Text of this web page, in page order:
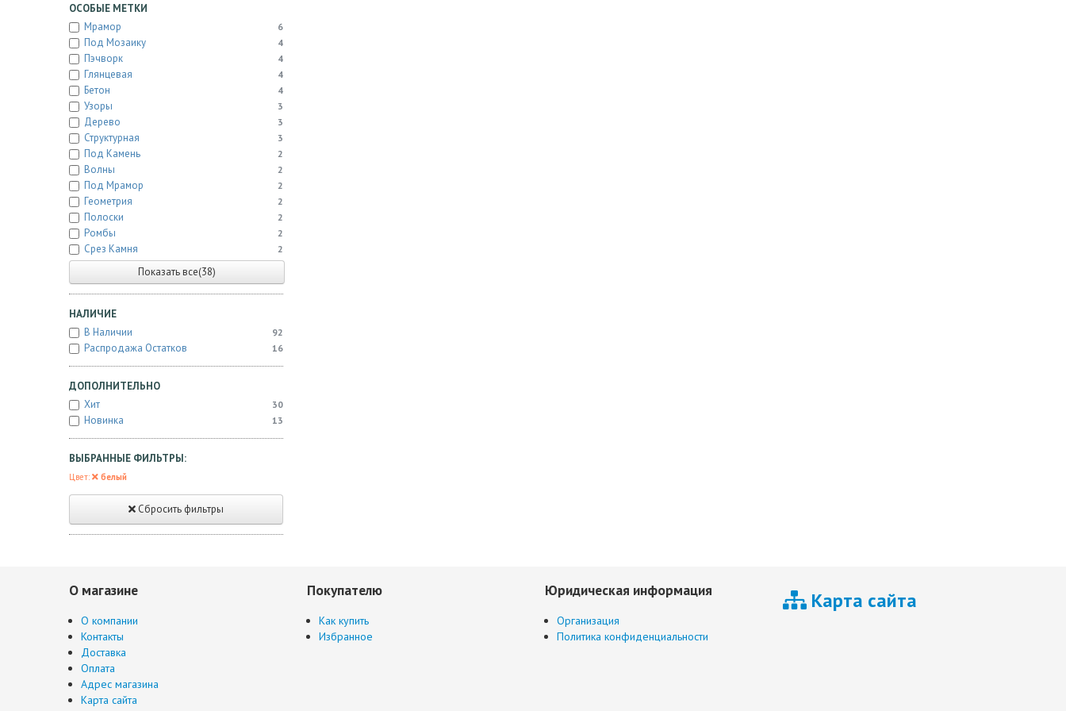
ОСОБЫЕ МЕТКИ
Мрамор
6
Под Мозаику 4
Пэчворк 4
Глянцевая 4
Бетон 4
Узоры 3
Дерево 3
Структурная 3
Под Камень 2
Волны 2
Под Мрамор 2
Геометрия 2
Полоски 2
Ромбы 2
Срез Камня 2
Показать все(38)
НАЛИЧИЕ
В Наличии
92
Распродажа Остатков 16
ДОПОЛНИТЕЛЬНО
Хит
30
Новинка 13
ВЫБРАННЫЕ ФИЛЬТРЫ:
Цвет: белый
Сбросить фильтры
О магазине
О компании
Контакты
Доставка
Оплата
Адрес магазина
Карта сайта
Покупателю
Как купить
Избранное
Юридическая информация
Организация
Политика конфиденциальности
Карта сайта